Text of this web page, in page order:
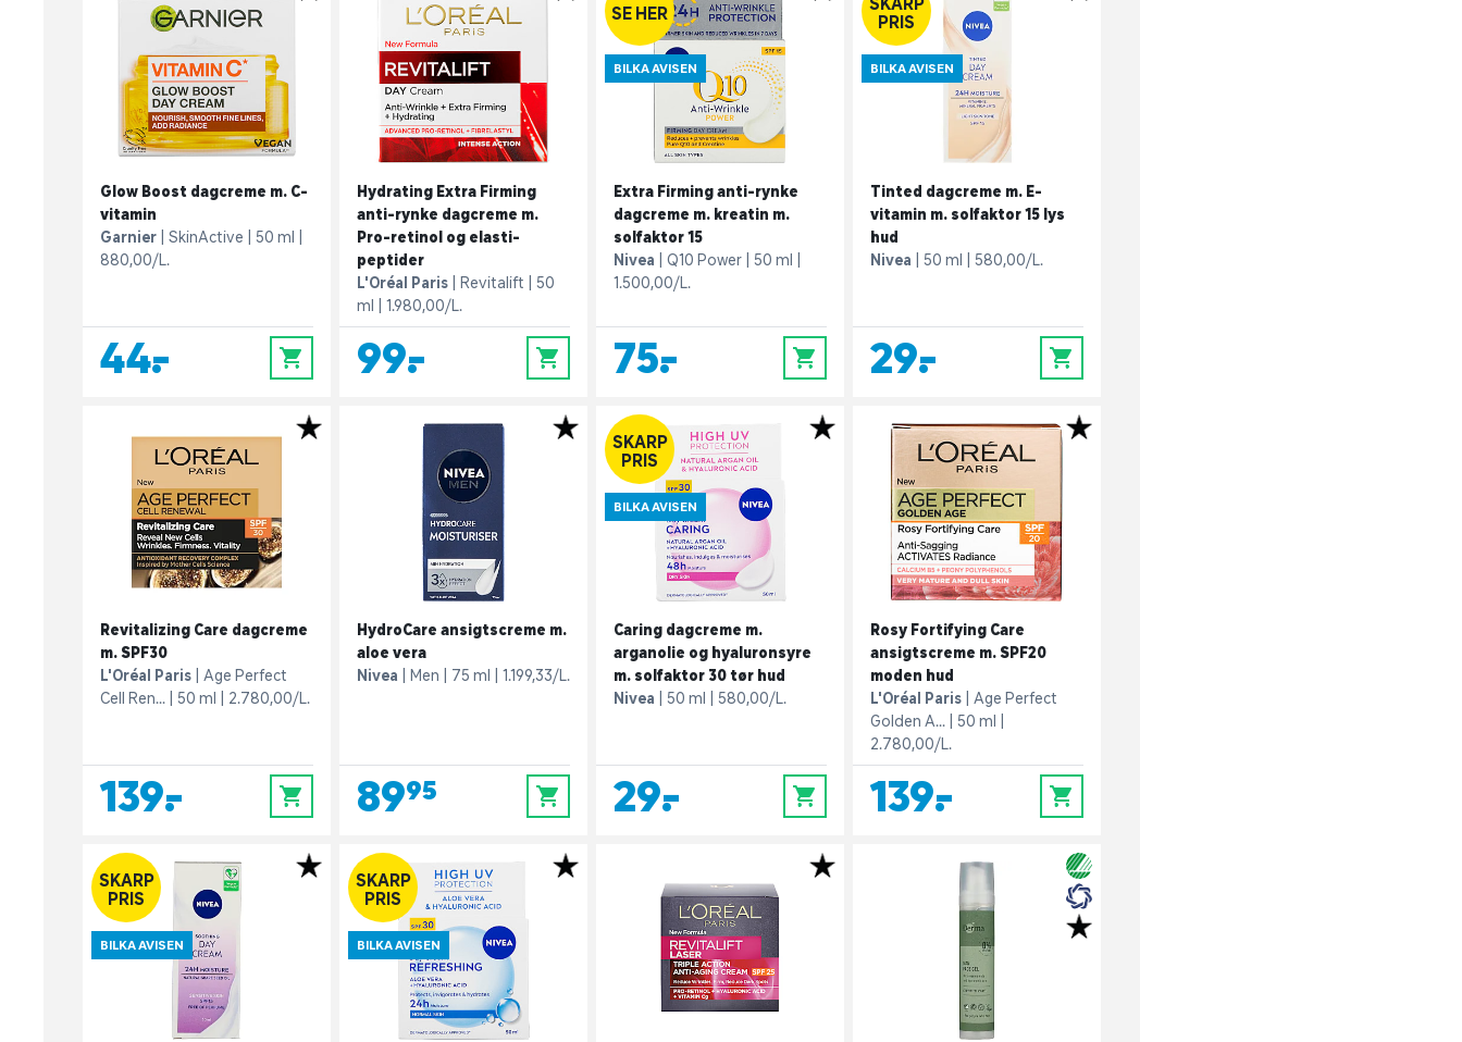
Glow Boost dagcreme m. C-
vitamin
Garnier
SkinActive
50 ml
880,00/L.
44,- 0
Hydrating Extra Firming
anti-rynke dagcreme m.
Pro-retinol og elasti-
peptider
L'Oréal Paris
Revitalift
50
ml
1.980,00/L.
99,- 0
SE HER
BILKA AVISEN
Extra Firming anti-rynke
dagcreme m. kreatin m.
solfaktor 15
Nivea
Q10 Power
50 ml
1.500,00/L.
75,- 0
PRIS
BILKA AVISEN
Tinted dagcreme m. E-
vitamin m. solfaktor 15 lys
hud
Nivea
50 ml 580,00/L.
29,- 0
Revitalizing Care dagcreme
m. SPF30
L'Oréal Paris
Age Perfect
Cell Ren...
50 ml 2.780,00/L.
139,- 0
HydroCare ansigtscreme m.
aloe vera
Nivea
Men 75 ml 1.199,33/L.
89,95 0
SKARP
PRIS
BILKA AVISEN
Caring dagcreme m.
arganolie og hyaluronsyre
m. solfaktor 30 tør hud
Nivea
50 ml 580,00/L.
29,- 0
Rosy Fortifying Care
ansigtscreme m. SPF20
moden hud
L'Oréal Paris
Age Perfect
Golden A...
50 ml
2.780,00/L.
139,- 0
SKARP
PRIS
BILKA AVISEN
SKARP
PRIS
BILKA AVISEN